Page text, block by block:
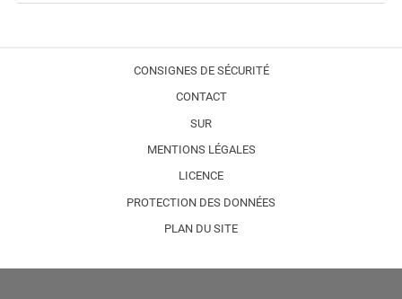
CONSIGNES DE SÉCURITÉ
CONTACT
SUR
MENTIONS LÉGALES
LICENCE
PROTECTION DES DONNÉES
PLAN DU SITE